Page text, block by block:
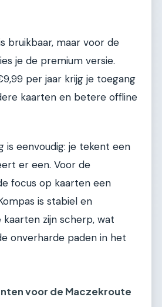
bruikbaar, maar voor de
je de premium versie.
per jaar krijg je toegang
kaarten en betere offline
is eenvoudig: je tekent een
er een. Voor de
focus op kaarten een
is stabiel en
kaarten zijn scherp, wat
onverharde paden in het
voor de Maczekroute